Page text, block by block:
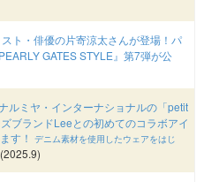
ト・俳優の片寄涼太さんが登場！パ
GATES STYLE』第7弾が公
ルミヤ・インターナショナルの「petit
ブランドLeeとの初めてのコラボアイ
す！ デニム素材を使用したウェアをはじ
(2025.9)